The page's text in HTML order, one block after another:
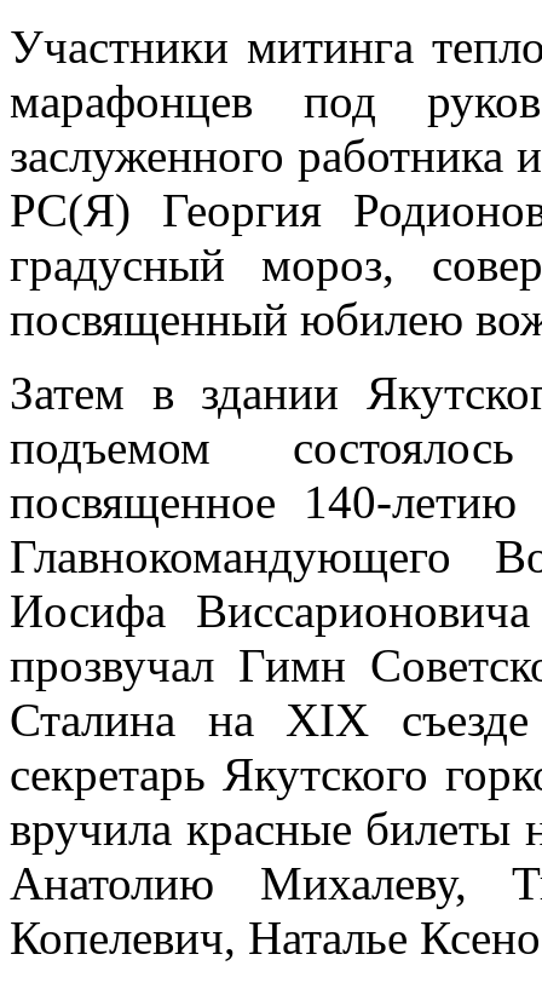
Участники митинга
марафонцев под
заслуженного работника
РС(Я) Георгия
градусный мороз,
посвященный юбилею
Затем в здании
подъемом
посвященное 140-
Главнокомандующего
Иосифа
прозвучал Гимн
Сталина на XIX
секретарь Якутского
вручила красные
Анатолию Михалеву,
Копелевич, Наталье